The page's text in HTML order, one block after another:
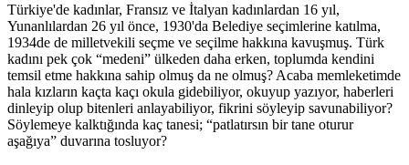
Türkiye'de kadınlar, Fransız ve İtalyan kadınlardan 16 yıl,
Yunanlılardan 26 yıl önce, 1930'da Belediye seçimlerine katılma,
1934de de milletvekili seçme ve seçilme hakkına kavuşmuş. Türk
kadını pek çok “medeni” ülkeden daha erken, toplumda kendini
temsil etme hakkına sahip olmuş da ne olmuş? Acaba memleketimde
hala kızların kaçta kaçı okula gidebiliyor, okuyup yazıyor, haberleri
dinleyip olup bitenleri anlayabiliyor, fikrini söyleyip savunabiliyor?
Söylemeye kalktığında kaç tanesi; “patlatırsın bir tane oturur
aşağıya” duvarına tosluyor?